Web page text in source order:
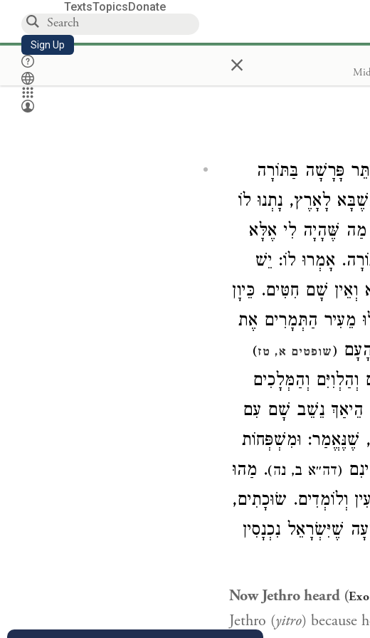
TextsTopicsDonate
Sign Up ×
פָּרָשָׁה בַּתּוֹרָה
לָאָרֶץ, נָתְנוּ לוֹ
מַה שֶּׁהָיָה לִי אֶלָּא
אָמְרוּ לוֹ: יֵשׁ
שָׁם חִטִּים. כֵּיוָן
מֵעִיר הַתְּמָרִים אֶת
(שופטים א, טז)
וְהַמְּלָכִים
הֵיאַךְ נֵשֵׁב שָׁם עִם
שֶׁנֶּאֱמַר: וּמִשְׁפְּחוֹת
(דה״‎א ב, נה)
. מַהוּ
וְלוֹמְדִים. שׂוּכָתִים,
שֶׁיִּשְׂרָאֵל נִכְנָסִין
Now Jethro heard (
Jethro (yitro) because